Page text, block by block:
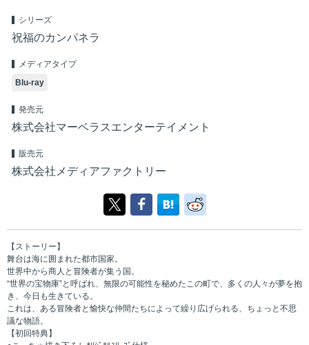
シリーズ
祝福のカンパネラ
メディアタイプ
Blu-ray
発売元
株式会社マーベラスエンターテイメント
販売元
株式会社メディアファクトリー
【ストーリー】
舞台は海に囲まれた都市国家。
世界中から商人と冒険者が集う国。
“世界の宝物庫”と呼ばれ、無限の可能性を秘めたこの町で、多くの人々が夢を抱
き、今日も生きている。
これは、ある冒険者と愉快な仲間たちによって繰り広げられる、ちょっと不思
議な物語。
【初回特典】